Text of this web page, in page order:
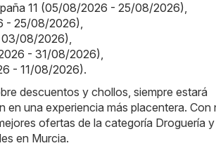
11 (05/08/2026 - 25/08/2026),
- 25/08/2026),
03/08/2026),
- 31/08/2026),
- 11/08/2026).
descuentos y chollos, siempre estará
una experiencia más placentera. Con
ofertas de la categoría Droguería y
en Murcia.